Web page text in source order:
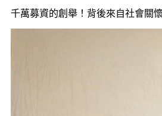
千萬募資的創舉！背後來自社會關